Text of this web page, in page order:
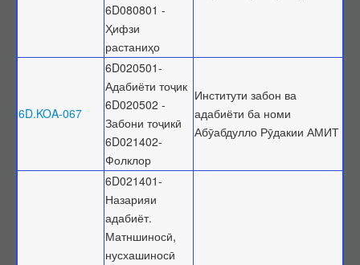
6D080801 -
Ҳифзи
растаниҳо
6D.KOA-067
6D020501-
Адабиёти тоҷик
6D020502 -
Забони тоҷикӣ
6D021402-
Фолклор
Институти забон ва
адабиёти ба номи
Абӯабдулло Рӯдакии АМИТ
6D021401-
Назарияи
адабиёт.
Матншиносӣ,
нусхашиносӣ